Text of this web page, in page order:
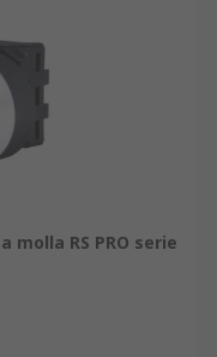
RS PRO serie